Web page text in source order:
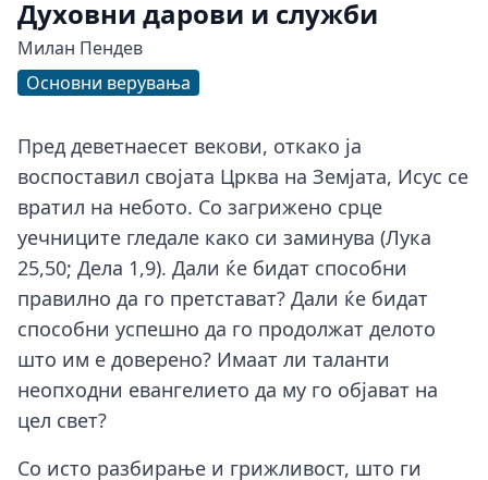
Духовни дарови и служби
Милан Пендев
Основни верувања
Пред деветнаесет векови, откако ја
воспоставил својата Црква на Земјата, Исус се
вратил на небото. Со загрижено срце
уечниците гледале како си заминува (Лука
25,50; Дела 1,9). Дали ќе бидат способни
правилно да го претстават? Дали ќе бидат
способни успешно да го продолжат делото
што им е доверено? Имаат ли таланти
неопходни евангелието да му го објават на
цел свет?
Со исто разбирање и грижливост, што ги